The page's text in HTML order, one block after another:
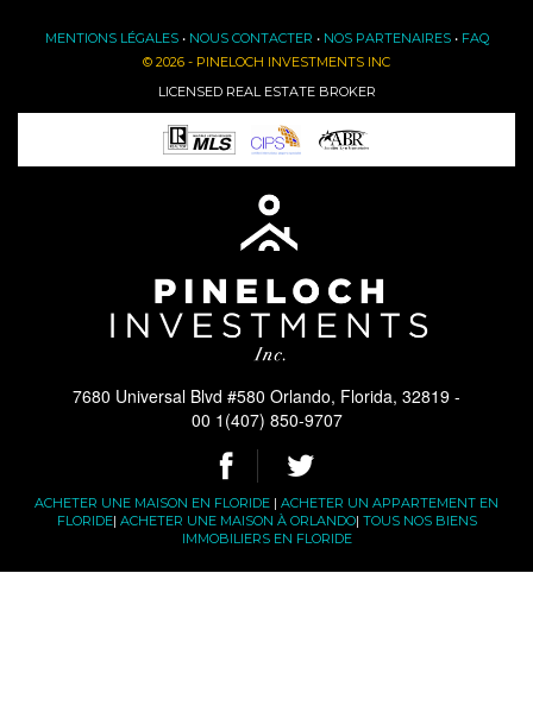
MENTIONS LÉGALES• NOUS CONTACTER • NOS PARTENAIRES• FAQ
© 2026 - PINELOCH INVESTMENTS INC
LICENSED REAL ESTATE BROKER
7680 Universal Blvd #580 Orlando, Florida, 32819 -
00 1(407) 850-9707
ACHETER UNE MAISON EN FLORIDE | ACHETER UN APPARTEMENT EN
FLORIDE| ACHETER UNE MAISON À ORLANDO| TOUS NOS BIENS
IMMOBILIERS EN FLORIDE